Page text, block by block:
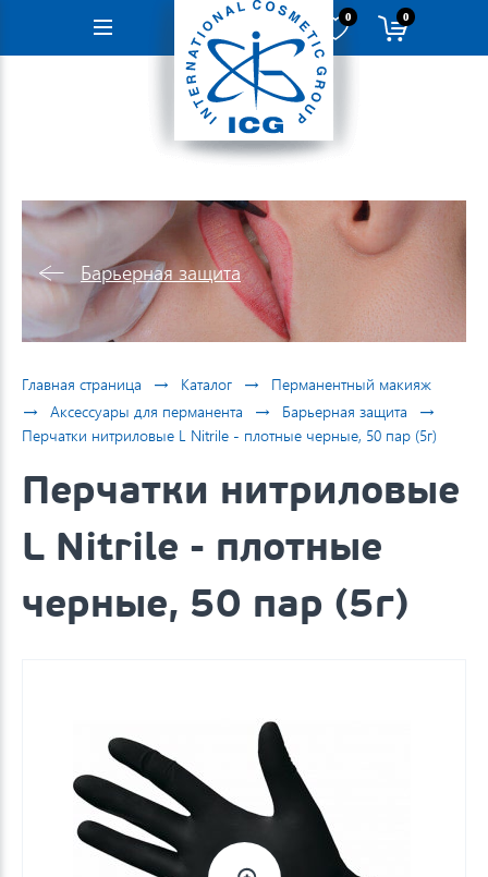
Навигация
0 0
Барьерная защита
Главная страница → Каталог → Перманентный макияж
→ Аксессуары для перманента → Барьерная защита →
Перчатки нитриловые L Nitrile - плотные черные, 50 пар (5г)
Перчатки нитриловые
L Nitrile - плотные
черные, 50 пар (5г)